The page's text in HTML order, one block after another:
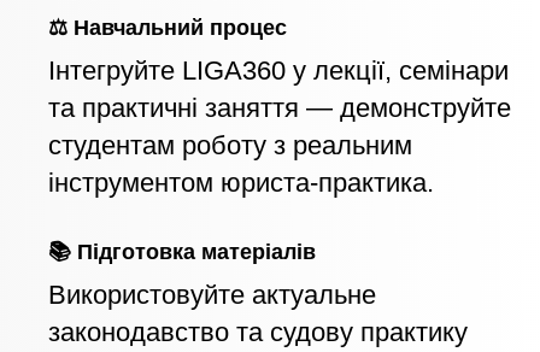
⚖️ Навчальний процес
Інтегруйте LIGA360 у лекції, семінари
та практичні заняття — демонструйте
студентам роботу з реальним
інструментом юриста-практика.
📚 Підготовка матеріалів
Використовуйте актуальне
законодавство та судову практику